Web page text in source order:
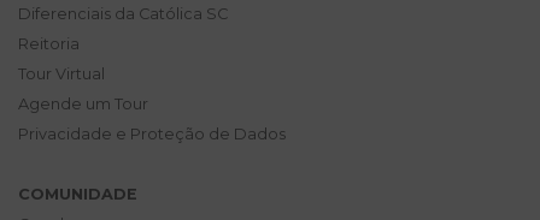
Diferenciais da Católica SC
Reitoria
Tour Virtual
Agende um Tour
Privacidade e Proteção de Dados
COMUNIDADE